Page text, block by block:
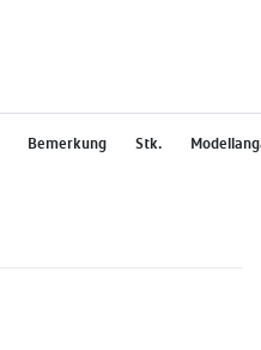
Bemerkung Stk.